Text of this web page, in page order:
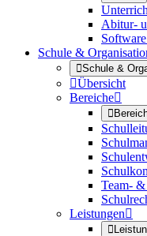
Abitur-
Schule &
Schule &
Übersicht
Bereiche

Team-
Leistungen
